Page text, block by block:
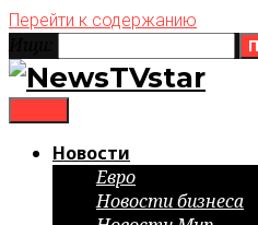
Перейти к содержанию
Новости
Евро
Новости бизнеса